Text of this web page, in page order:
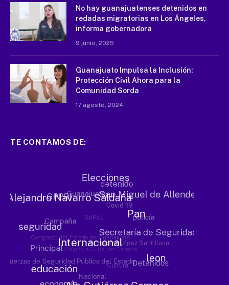
No hay guanajuatenses detenidos en
redadas migratorias en Los Ángeles,
informa gobernadora
9 junio, 2025
Guanajuato Impulsa la Inclusión:
Protección Civil Ahora para la
Comunidad Sorda
17 agosto, 2024
TE CONTAMOS DE: